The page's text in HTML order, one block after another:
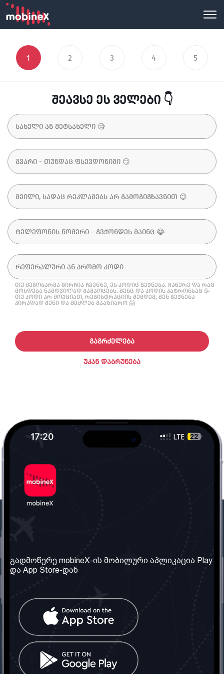
1 2 3 4 5
შეავსე ეს ველები 👇
თუ მეგობარმა გირჩია ჩვენზე, ეს კოდიც გექნება. ჩაწერე და რაც
მოხდება ნამდვილად გაგაოცებს. შენც და კოდის პატრონსაც 🥳
თუ კოდი არ მოუციათ, რეგისტრაციის შემდეგ, შენ გექნება
პირადად შენი და შეძლებ გააზიარო 🤗
ᲣᲙᲐᲜ ᲓᲐᲑᲠᲣᲜᲔᲑᲐ
ᲒᲐᲒᲠᲫᲔᲚᲔᲑᲐ
ჩვენ შესახებ
ჩვენი სერვისები
წესები და პირობები
კითხვები
კონტაქტი
საქართველო: თბილისი
ტელ: 032 2 04 00 50
სოციალური ქსელი
გადმოწერე mobineX-ის მობილური აპლიკაცია Play
და App Store-დან